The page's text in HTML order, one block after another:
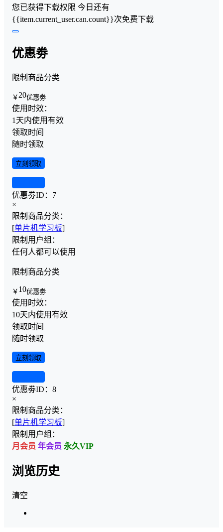
您已获得下载权限 今日还有
{{item.current_user.can.count}}次免费下载
优惠劵
限制商品分类
￥ 20优惠劵
使用时效：
1天内使用有效
领取时间
随时领取
立刻领取
优惠劵ID： 7
×
限制商品分类：
[单片机学习板]
限制用户组：
任何人都可以使用
限制商品分类
￥ 10优惠劵
使用时效：
10天内使用有效
领取时间
随时领取
立刻领取
优惠劵ID： 8
×
限制商品分类：
[单片机学习板]
限制用户组：
月会员 年会员 永久VIP
浏览历史
清空